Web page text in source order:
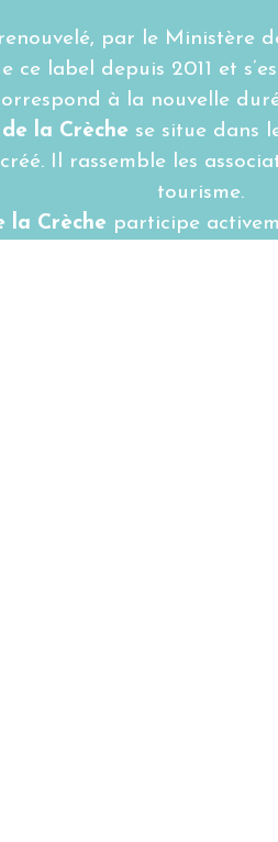
par le Ministère
ce label depuis 2011 et
à la nouvelle
la Crèche se situe dans
Il rassemble les
tourisme.
la Crèche participe